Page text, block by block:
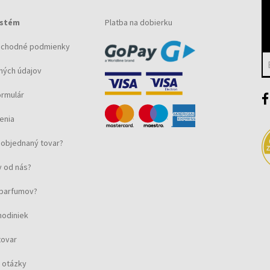
podmienky
údajov
tovar?
od nás?
otázky
Platba na dobierku